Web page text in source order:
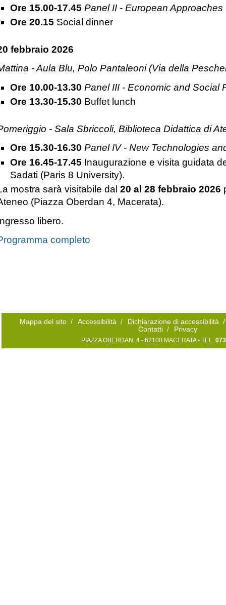
Ore 15.00-17.45 Panel II - European Approaches
Ore 20.15 Social dinner
febbraio 2026
- Aula Blu, Polo Pantaleoni (Via della
Ore 10.00-13.30 Panel III - Economic and Social
Ore 13.30-15.30 Buffet lunch
- Sala Sbriccoli, Biblioteca Didattica di
Ore 15.30-16.30 Panel IV - New Technologies
Ore 16.45-17.45 Inaugurazione e visita guidata
Sadati (Paris 8 University).
mostra sarà visitabile dal 20 al 28 febbraio 2026
(Piazza Oberdan 4, Macerata).
libero.
completo
Mappa del sito / Accessibilità / Dichiarazione di accessibilità /
Contatti / Privacy
PIAZZA OBERDAN, 4 - 62100 MACERATA - TEL.